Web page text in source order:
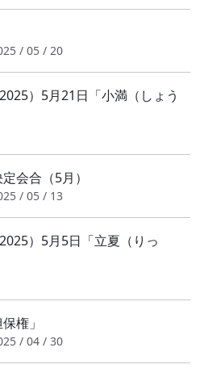
/ 05 / 20
）5月21日「小満（しょう
会合（5月）
/ 05 / 13
）5月5日「立夏（りっ
権」
/ 04 / 30